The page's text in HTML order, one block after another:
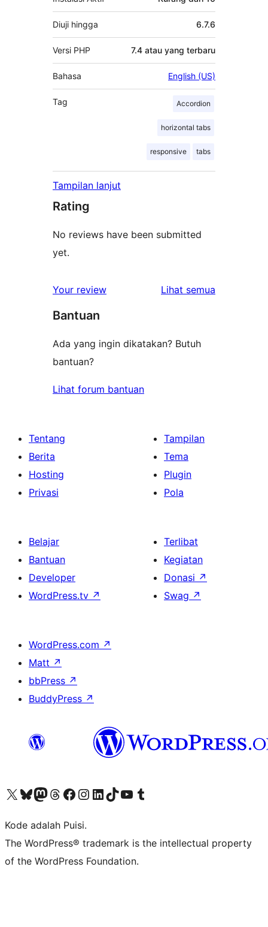
Diuji hingga 6.7.6
Versi PHP 7.4 atau yang terbaru
Bahasa English (US)
Tag Accordion
horizontal tabs
responsive tabs
Tampilan lanjut
Rating
No reviews have been submitted
yet.
Your review Lihat semua
Bantuan
Ada yang ingin dikatakan? Butuh
bantuan?
Lihat forum bantuan
Tentang
Berita
Hosting
Privasi
Tampilan
Tema
Plugin
Pola
Belajar
Bantuan
Developer
WordPress.tv ↗
Terlibat
Kegiatan
Donasi ↗
Swag ↗
WordPress.com ↗
Matt ↗
bbPress ↗
BuddyPress ↗
Kunjungi akun X (sebelumnya Twitter) kamiVisit our Bluesky account
Kunjungi akun Mastodon kami
Visit our Threads account
Kunjungi halaman Facebook kamiKunjungi akun Instagram kamiKunjungi akun LinkedIn kami
Visit our TikTok account
Kunjungi channel YouTube kamiVisit our Tumblr account
Kode adalah Puisi.
The WordPress® trademark is the intellectual property
of the WordPress Foundation.